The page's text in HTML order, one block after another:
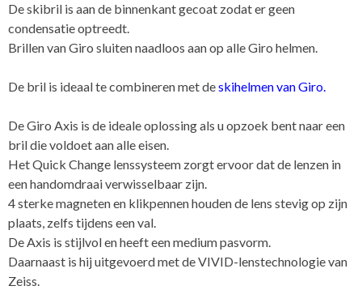
De skibril is aan de binnenkant gecoat zodat er geen
condensatie optreedt.
Brillen van Giro sluiten naadloos aan op alle Giro helmen.
De bril is ideaal te combineren met deskihelmen van Giro.
De Giro Axis is de ideale oplossing als u opzoek bent naar een
bril die voldoet aan alle eisen.
Het Quick Change lenssysteem zorgt ervoor dat de lenzen in
een handomdraai verwisselbaar zijn.
4 sterke magneten en klikpennen houden de lens stevig op zijn
plaats, zelfs tijdens een val.
De Axis is stijlvol en heeft een medium pasvorm.
Daarnaast is hij uitgevoerd met de VIVID-lenstechnologie van
Zeiss.